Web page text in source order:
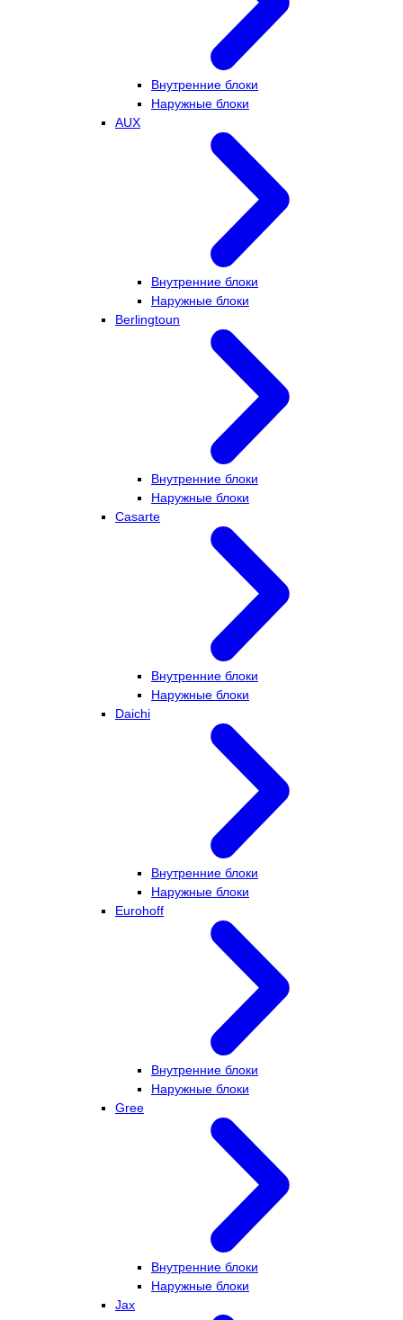
Внутренние блоки
Наружные блоки
AUX
Внутренние блоки
Наружные блоки
Berlingtoun
Внутренние блоки
Наружные блоки
Casarte
Внутренние блоки
Наружные блоки
Daichi
Внутренние блоки
Наружные блоки
Eurohoff
Внутренние блоки
Наружные блоки
Gree
Внутренние блоки
Наружные блоки
Jax